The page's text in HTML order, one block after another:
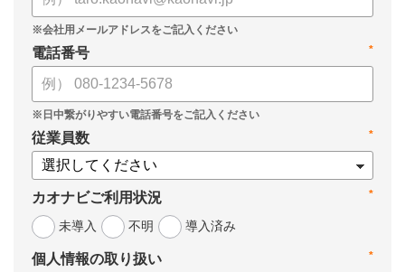
*
電話番号
*
従業員数
*
カオナビご利用状況
未導入
不明 導入済み
*
個人情報の取り扱い